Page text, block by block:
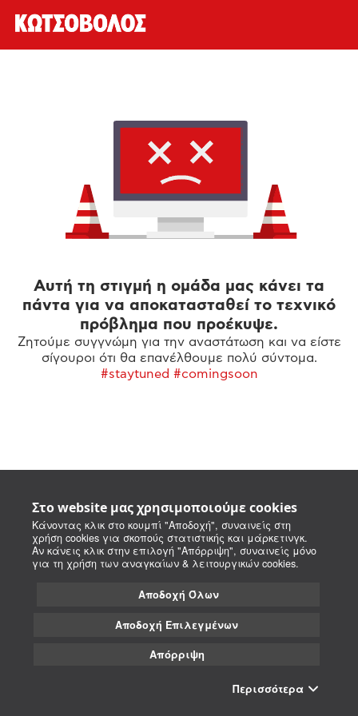
Στο website μας χρησιμοποιούμε cookies
Κάνοντας κλικ στο κουμπί "Αποδοχή", συναινείς στη
χρήση cookies για σκοπούς στατιστικής και μάρκετινγκ.
Αν κάνεις κλικ στην επιλογή "Απόρριψη", συναινείς μόνο
για τη χρήση των αναγκαίων & λειτουργικών cookies.
Αποδοχή Όλων
Αποδοχή Επιλεγμένων
Απόρριψη
Περισσότερα
Αυτή τη στιγμή η ομάδα μας κάνει τα
πάντα για να αποκατασταθεί το τεχνικό
πρόβλημα που προέκυψε.
Ζητούμε συγγνώμη για την αναστάτωση και να είστε
σίγουροι ότι θα επανέλθουμε πολύ σύντομα.
#staytuned #comingsoon